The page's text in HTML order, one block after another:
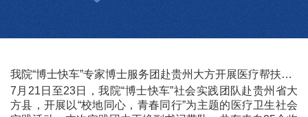
我院“博士快车”专家博士服务团赴贵州大方开展医疗帮扶活动
7月21日至23日，我院“博士快车”社会实践团队赴贵州省大
方县，开展以“校地同心，青春同行”为主题的医疗卫生社会